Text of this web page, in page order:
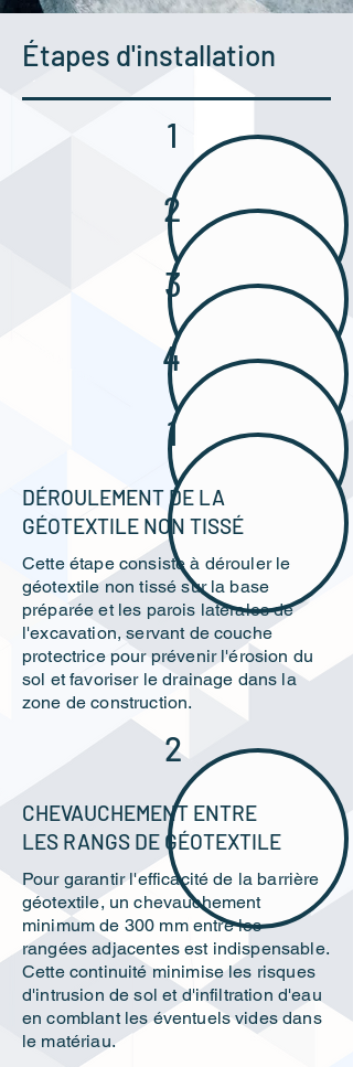
Étapes d'installation
1
2
3
4
1
DÉROULEMENT DE LA
GÉOTEXTILE NON TISSÉ
Cette étape consiste à dérouler le
géotextile non tissé sur la base
préparée et les parois latérales de
l'excavation, servant de couche
protectrice pour prévenir l'érosion du
sol et favoriser le drainage dans la
zone de construction.
2
CHEVAUCHEMENT ENTRE
LES RANGS DE GÉOTEXTILE
Pour garantir l'efficacité de la barrière
géotextile, un chevauchement
minimum de 300 mm entre les
rangées adjacentes est indispensable.
Cette continuité minimise les risques
d'intrusion de sol et d'infiltration d'eau
en comblant les éventuels vides dans
le matériau.